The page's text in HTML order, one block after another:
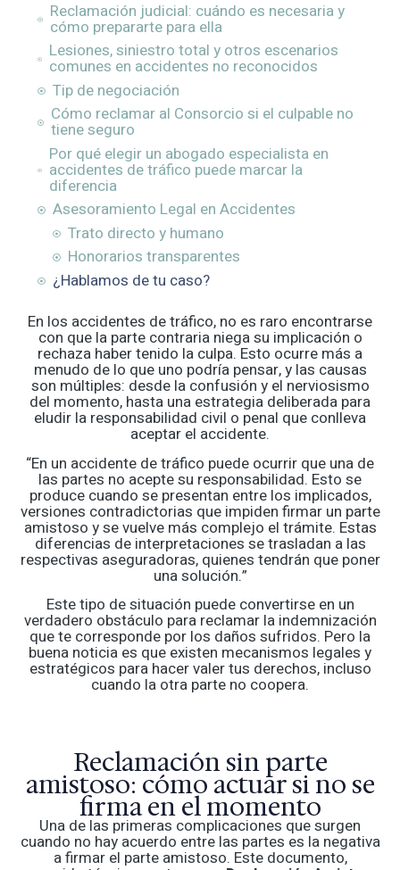
Reclamación judicial: cuándo es necesaria y
cómo prepararte para ella
Lesiones, siniestro total y otros escenarios
comunes en accidentes no reconocidos
Tip de negociación
Cómo reclamar al Consorcio si el culpable no
tiene seguro
Por qué elegir un abogado especialista en
accidentes de tráfico puede marcar la
diferencia
Asesoramiento Legal en Accidentes
Trato directo y humano
Honorarios transparentes
¿Hablamos de tu caso?
En los accidentes de tráfico, no es raro encontrarse
con que la parte contraria niega su implicación o
rechaza haber tenido la culpa. Esto ocurre más a
menudo de lo que uno podría pensar, y las causas
son múltiples: desde la confusión y el nerviosismo
del momento, hasta una estrategia deliberada para
eludir la responsabilidad civil o penal que conlleva
aceptar el accidente.
“En un accidente de tráfico puede ocurrir que una de
las partes no acepte su responsabilidad. Esto se
produce cuando se presentan entre los implicados,
versiones contradictorias que impiden firmar un parte
amistoso y se vuelve más complejo el trámite. Estas
diferencias de interpretaciones se trasladan a las
respectivas aseguradoras, quienes tendrán que poner
una solución.”
Este tipo de situación puede convertirse en un
verdadero obstáculo para reclamar la indemnización
que te corresponde por los daños sufridos. Pero la
buena noticia es que existen mecanismos legales y
estratégicos para hacer valer tus derechos, incluso
cuando la otra parte no coopera.
Reclamación sin parte
amistoso: cómo actuar si no se
firma en el momento
Una de las primeras complicaciones que surgen
cuando no hay acuerdo entre las partes es la negativa
a firmar el parte amistoso. Este documento,